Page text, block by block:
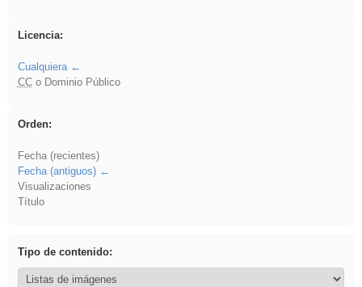
Licencia:
Cualquiera
CCo Dominio Público
Orden:
Fecha (recientes)
Fecha (antiguos)
Visualizaciones
Título
Tipo de contenido: